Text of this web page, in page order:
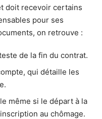
doit recevoir certains
pour ses
on retrouve :
de la fin du contrat.
qui détaille les
même si le départ à la
au chômage.